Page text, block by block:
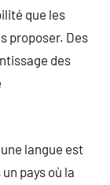
que les
proposer. Des
des
langue est
pays où la